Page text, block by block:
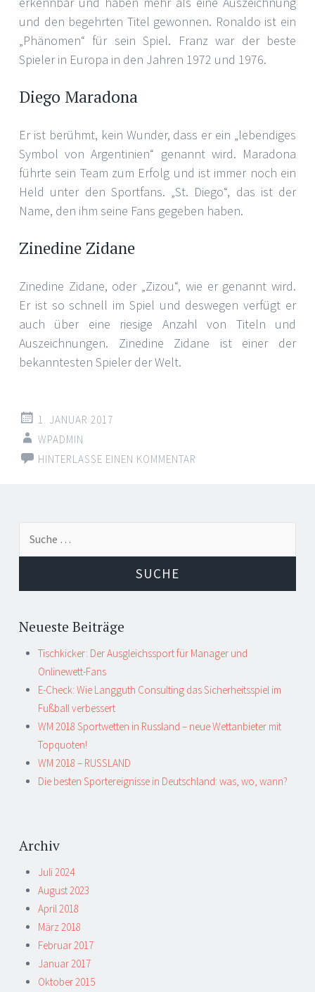
und den begehrten Titel gewonnen. Ronaldo ist ein
„Phänomen“ für sein Spiel. Franz war der beste
Spieler in Europa in den Jahren 1972 und 1976.
Diego Maradona
Er ist berühmt, kein Wunder, dass er ein „lebendiges
Symbol von Argentinien“ genannt wird. Maradona
führte sein Team zum Erfolg und ist immer noch ein
Held unter den Sportfans. „St. Diego“, das ist der
Name, den ihm seine Fans gegeben haben.
Zinedine Zidane
Zinedine Zidane, oder „Zizou“, wie er genannt wird.
Er ist so schnell im Spiel und deswegen verfügt er
auch über eine riesige Anzahl von Titeln und
Auszeichnungen. Zinedine Zidane ist einer der
bekanntesten Spieler der Welt.
1. JANUAR 2017
WPADMIN
HINTERLASSE EINEN KOMMENTAR
Neueste Beiträge
Tischkicker: Der Ausgleichssport für Manager und
Onlinewett-Fans
E-Check: Wie Langguth Consulting das Sicherheitsspiel im
Fußball verbessert
WM 2018 Sportwetten in Russland – neue Wettanbieter mit
Topquoten!
WM 2018 – RUSSLAND
Die besten Sportereignisse in Deutschland: was, wo, wann?
Archiv
Juli 2024
August 2023
April 2018
März 2018
Februar 2017
Januar 2017
Oktober 2015